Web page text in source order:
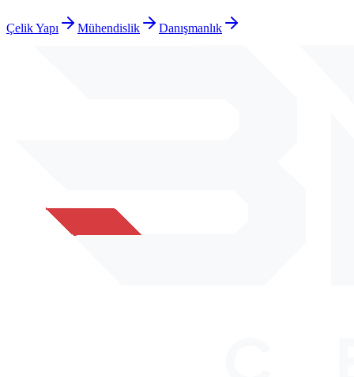
Çelik Yapı Mühendislik Danışmanlık